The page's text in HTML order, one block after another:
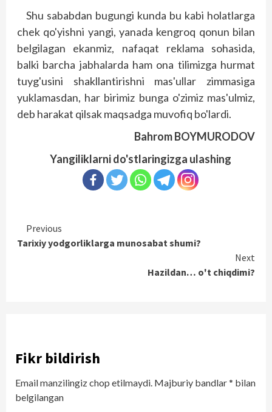
Shu sababdan bugungi kunda bu kabi holatlarga
chek qo'yishni yangi, yanada kengroq qonun bilan
belgilagan ekanmiz, nafaqat reklama sohasida,
balki barcha jabhalarda ham ona tilimizga hurmat
tuyg'usini shakllantirishni mas'ullar zimmasiga
yuklamasdan, har birimiz bunga o'zimiz mas'ulmiz,
deb harakat qilsak maqsadga muvofiq bo'lardi.
Bahrom BOYMURODOV
Yangiliklarni do'stlaringizga ulashing
Continue
Reading
Previous
Tarixiy yodgorliklarga munosabat shumi?
Next
Hazildan… o't chiqdimi?
Fikr bildirish
Email manzilingiz chop etilmaydi. Majburiy bandlar* bilan
belgilangan